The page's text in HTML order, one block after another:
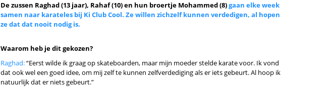
De zussen Raghad (13 jaar), Rahaf (10) en hun broertje Mohammed (8)gaan elke week
samen naar karateles bij Ki Club Cool. Ze willen zichzelf kunnen verdedigen, al hopen
ze dat dat nooit nodig is.
Waarom heb je dit gekozen?
Raghad:“Eerst wilde ik graag op skateboarden, maar mijn moeder stelde karate voor. Ik vond
dat ook wel een goed idee, om mij zelf te kunnen zelfverdediging als er iets gebeurt. Al hoop ik
natuurlijk dat er niets gebeurt.”